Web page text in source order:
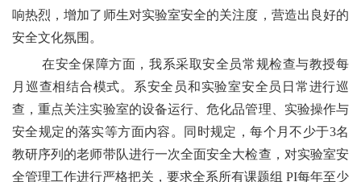
响热烈，增加了师生对实验室安全的关注度，营造出良好的
安全文化氛围。
在安全保障方面，我系采取安全员常规检查与教授每
月巡查相结合模式。系安全员和实验室安全员日常进行巡
查，重点关注实验室的设备运行、危化品管理、实验操作与
安全规定的落实等方面内容。同时规定，每个月不少于3名
教研序列的老师带队进行一次全面安全大检查，对实验室安
全管理工作进行严格把关，要求全系所有课题组 PI每年至少